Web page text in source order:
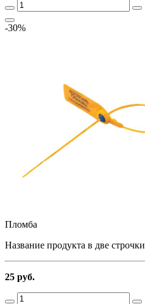
-30%
Пломба
Название продукта в две строчки
25 руб.